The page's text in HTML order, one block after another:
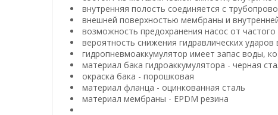
внутренняя полость соединяется с
внешней поверхностью мембраны и
возможность предохранения насос от
вероятность снижения гидравлических
гидропневмоаккумулятор имеет запас воды,
материал бака гидроаккумулятора - черная
окраска бака - порошковая
материал фланца - оцинкованная сталь
материал мембраны - EPDM резина